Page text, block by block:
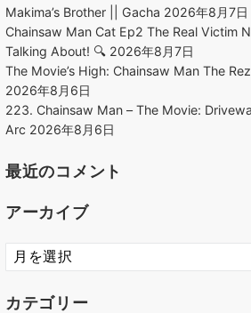
Makima’s Brother || Gacha 2026年8月7日
Chainsaw Man Cat Ep2 The Real Victim
Talking About! 🔍 2026年8月7日
The Movie’s High: Chainsaw Man The
2026年8月6日
223. Chainsaw Man – The Movie:
Arc 2026年8月6日
最近のコメント
アーカイブ
ア
ー
イ
カテゴリー